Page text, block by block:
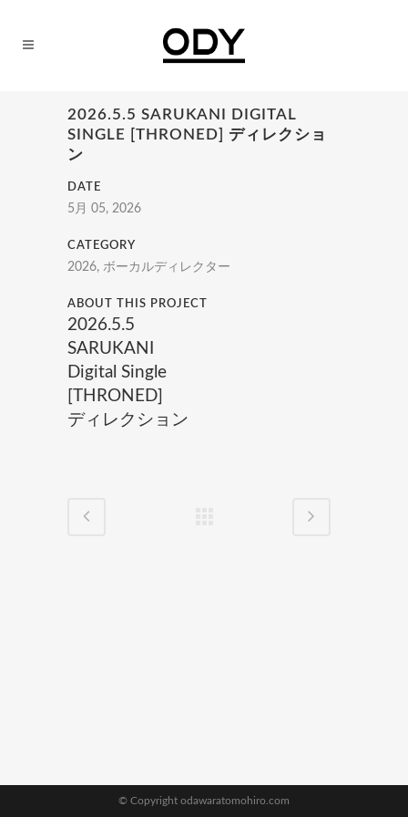
2026.5.5 SARUKANI DIGITAL
SINGLE [THRONED] ディレクショ
ン
DATE
5月 05, 2026
CATEGORY
2026, ボーカルディレクター
ABOUT THIS PROJECT
2026.5.5
SARUKANI
Digital Single
[THRONED]
ディレクション
© Copyright odawaratomohiro.com